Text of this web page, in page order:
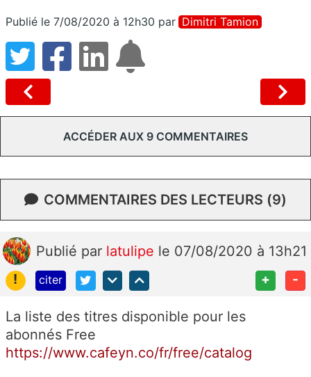
Publié le 7/08/2020 à 12h30 par Dimitri Tamion
ACCÉDER AUX 9 COMMENTAIRES
COMMENTAIRES DES LECTEURS (9)
Publié par latulipe le 07/08/2020 à 13h21
!
citer + -
La liste des titres disponible pour les
abonnés Free
https://www.cafeyn.co/fr/free/catalog